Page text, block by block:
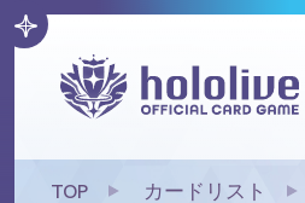
TOP カードリスト